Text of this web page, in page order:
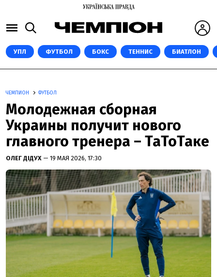
УПЛ ФУТБОЛ БОКС ТЕННИС БИАТЛОН
ЧЕМПИОН ФУТБОЛ
Молодежная сборная
Украины получит нового
главного тренера – ТаТоТаке
ОЛЕГ ДІДУХ — 19 МАЯ 2026, 17:30